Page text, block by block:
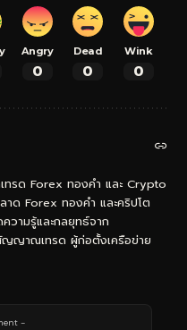
Angry
0
Dead
0
Wink
0
รด Forex ทองคำ และ Crypto
าด Forex ทองคำ และคริปโต
วามรู้และกลยุทธ์จาก
ญญาณเทรด ผู้ก่อตั้งเครือข่าย
-